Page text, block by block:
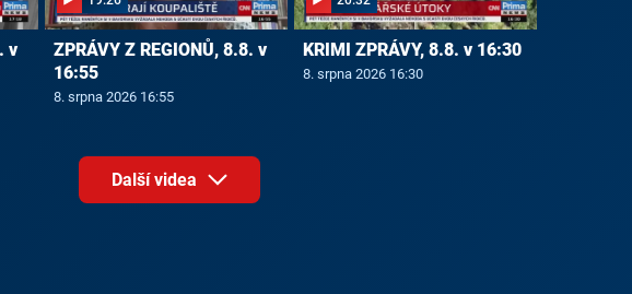
v
ZPRÁVY Z REGIONŮ, 8.8. v
16:55
8. srpna 2026 16:55
KRIMI ZPRÁVY, 8.8. v 16:30
8. srpna 2026 16:30
Další videa